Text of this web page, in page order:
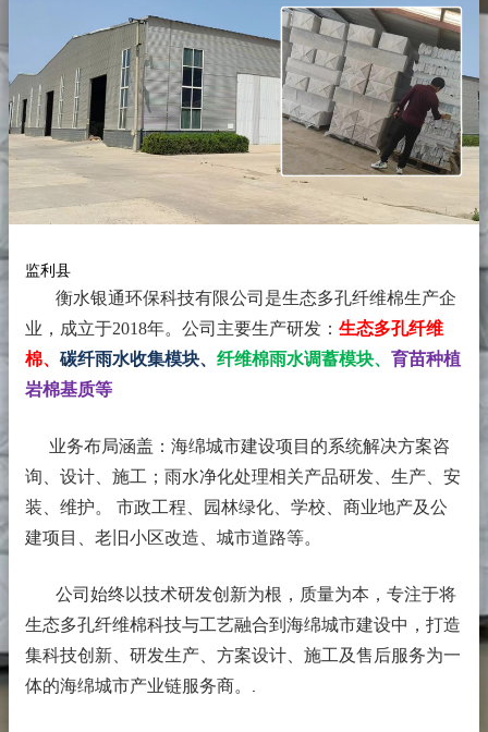
监利县
衡水银通环保科技有限公司是生态多孔纤维棉生产企
业，成立于2018年。 公司主要生产研发： 生态多孔纤维
棉、 碳纤雨水收集模块、 纤维棉雨水调蓄模块、 育苗种植
岩棉基质等
业务布局涵盖：海绵城市建设项目的系统解决方案咨
询、设计、施工；雨水净化处理相关产品研发、生产、安
装、维护。 市政工程、园林绿化、学校、商业地产及公
建项目、老旧小区改造、城市道路等。
公司始终以技术研发创新为根，质量为本，专注于将
生态多孔纤维棉科技与工艺融合到海绵城市建设中，打造
集科技创新、研发生产、方案设计、施工及售后服务为一
体的海绵城市产业链服务商。